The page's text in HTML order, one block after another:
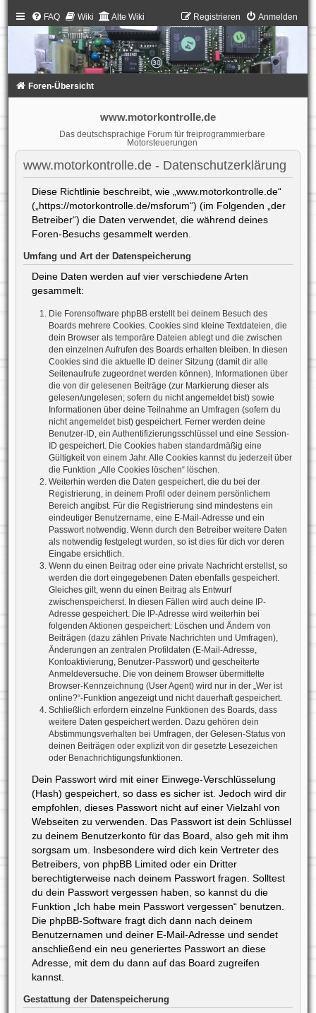
FAQ Wiki Alte Wiki Anmelden
Registrieren
Foren-Übersicht
www.motorkontrolle.de
Das deutschsprachige Forum für freiprogrammierbare
Motorsteuerungen
www.motorkontrolle.de - Datenschutzerklärung
Diese Richtlinie beschreibt, wie „www.motorkontrolle.de“
(„https://motorkontrolle.de/msforum“) (im Folgenden „der
Betreiber“) die Daten verwendet, die während deines
Foren-Besuchs gesammelt werden.
Umfang und Art der Datenspeicherung
Deine Daten werden auf vier verschiedene Arten
gesammelt:
Die Forensoftware phpBB erstellt bei deinem Besuch des
Boards mehrere Cookies. Cookies sind kleine Textdateien, die
dein Browser als temporäre Dateien ablegt und die zwischen
den einzelnen Aufrufen des Boards erhalten bleiben. In diesen
Cookies sind die aktuelle ID deiner Sitzung (damit dir alle
Seitenaufrufe zugeordnet werden können), Informationen über
die von dir gelesenen Beiträge (zur Markierung dieser als
gelesen/ungelesen; sofern du nicht angemeldet bist) sowie
Informationen über deine Teilnahme an Umfragen (sofern du
nicht angemeldet bist) gespeichert. Ferner werden deine
Benutzer-ID, ein Authentifizierungsschlüssel und eine Session-
ID gespeichert. Die Cookies haben standardmäßig eine
Gültigkeit von einem Jahr. Alle Cookies kannst du jederzeit über
die Funktion „Alle Cookies löschen“ löschen.
Weiterhin werden die Daten gespeichert, die du bei der
Registrierung, in deinem Profil oder deinem persönlichem
Bereich angibst. Für die Registrierung sind mindestens ein
eindeutiger Benutzername, eine E-Mail-Adresse und ein
Passwort notwendig. Wenn durch den Betreiber weitere Daten
als notwendig festgelegt wurden, so ist dies für dich vor deren
Eingabe ersichtlich.
Wenn du einen Beitrag oder eine private Nachricht erstellst, so
werden die dort eingegebenen Daten ebenfalls gespeichert.
Gleiches gilt, wenn du einen Beitrag als Entwurf
zwischenspeicherst. In diesen Fällen wird auch deine IP-
Adresse gespeichert. Die IP-Adresse wird weiterhin bei
folgenden Aktionen gespeichert: Löschen und Ändern von
Beiträgen (dazu zählen Private Nachrichten und Umfragen),
Änderungen an zentralen Profildaten (E-Mail-Adresse,
Kontoaktivierung, Benutzer-Passwort) und gescheiterte
Anmeldeversuche. Die von deinem Browser übermittelte
Browser-Kennzeichnung (User Agent) wird nur in der „Wer ist
online?“-Funktion angezeigt und nicht dauerhaft gespeichert.
Schließlich erfordern einzelne Funktionen des Boards, dass
weitere Daten gespeichert werden. Dazu gehören dein
Abstimmungsverhalten bei Umfragen, der Gelesen-Status von
deinen Beiträgen oder explizit von dir gesetzte Lesezeichen
oder Benachrichtigungsfunktionen.
Dein Passwort wird mit einer Einwege-Verschlüsselung
(Hash) gespeichert, so dass es sicher ist. Jedoch wird dir
empfohlen, dieses Passwort nicht auf einer Vielzahl von
Webseiten zu verwenden. Das Passwort ist dein Schlüssel
zu deinem Benutzerkonto für das Board, also geh mit ihm
sorgsam um. Insbesondere wird dich kein Vertreter des
Betreibers, von phpBB Limited oder ein Dritter
berechtigterweise nach deinem Passwort fragen. Solltest
du dein Passwort vergessen haben, so kannst du die
Funktion „Ich habe mein Passwort vergessen“ benutzen.
Die phpBB-Software fragt dich dann nach deinem
Benutzernamen und deiner E-Mail-Adresse und sendet
anschließend ein neu generiertes Passwort an diese
Adresse, mit dem du dann auf das Board zugreifen
kannst.
Gestattung der Datenspeicherung